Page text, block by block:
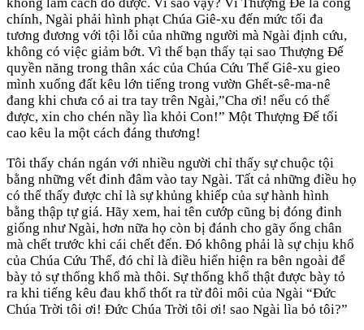
chính, Ngài phải hình phạt Chúa Giê-xu đến mức tối đa
tương đương với tội lỗi của những người mà Ngài định cứu,
không có việc giảm bớt. Vì thế bạn thấy tại sao Thượng Đế
quyền năng trong thân xác của Chúa Cứu Thế Giê-xu gieo
mình xuống đất kêu lớn tiếng trong vườn Ghết-sê-ma-nê
đang khi chưa có ai tra tay trên Ngài,”Cha ơi! nếu có thể
được, xin cho chén nầy lìa khỏi Con!” Một Thượng Đế tối
cao kêu la một cách đáng thương!
Tôi thấy chán ngán với nhiều người chỉ thấy sự chuộc tội
bằng những vết đinh đâm vào tay Ngài. Tất cả những điều họ
có thể thấy được chỉ là sự khủng khiếp của sự hành hình
bằng thập tự giá. Hãy xem, hai tên cướp cũng bị đóng đinh
giống như Ngài, hơn nữa họ còn bị đánh cho gãy ống chân
mà chết trước khi cái chết đến. Đó không phải là sự chịu khổ
của Chúa Cứu Thế, đó chỉ là điều hiển hiện ra bên ngoài để
bày tỏ sự thống khổ mà thôi. Sự thống khổ thật được bày tỏ
ra khi tiếng kêu đau khổ thốt ra từ đôi môi của Ngài “Đức
Chúa Trời tôi ơi! Đức Chúa Trời tôi ơi! sao Ngài lìa bỏ tôi?”